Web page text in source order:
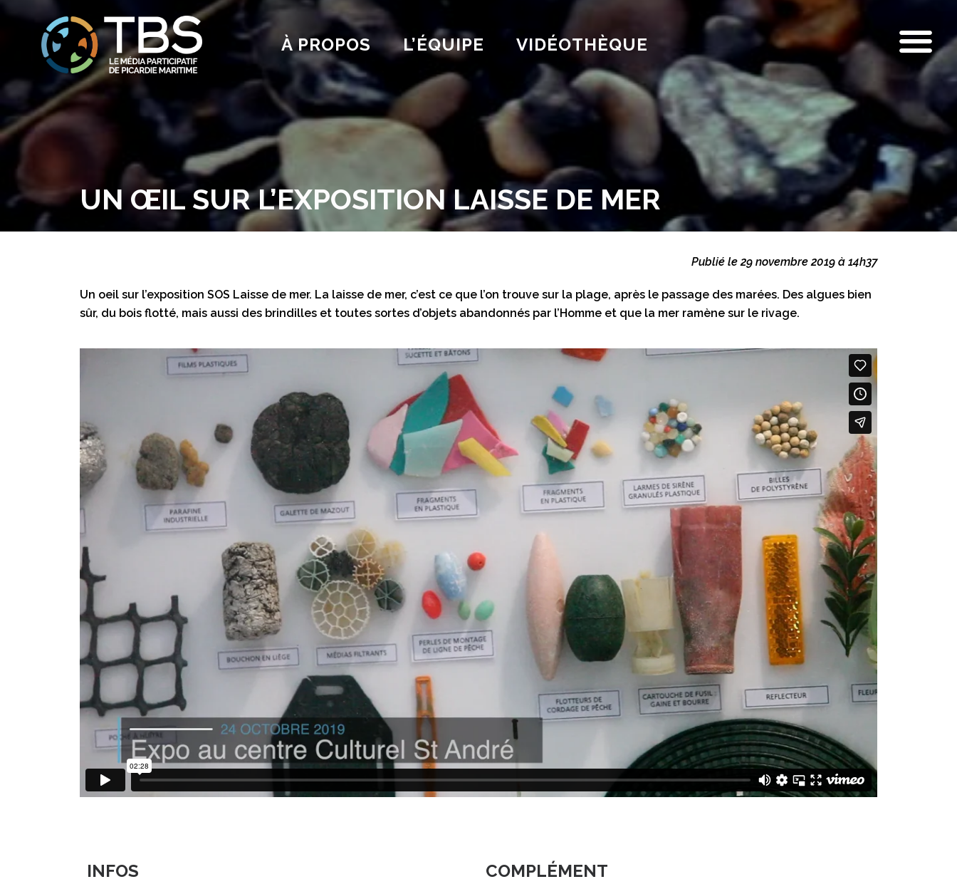
À PROPOS L’ÉQUIPE VIDÉOTHÈQUE
UN ŒIL SUR L’EXPOSITION LAISSE DE MER
Publié le 29 novembre 2019 à 14h37
Un oeil sur l’exposition SOS Laisse de mer. La laisse de mer, c’est ce que l’on trouve sur la plage, après le passage des marées. Des algues bien
sûr, du bois flotté, mais aussi des brindilles et toutes sortes d’objets abandonnés par l’Homme et que la mer ramène sur le rivage.
INFOS COMPLÉMENT